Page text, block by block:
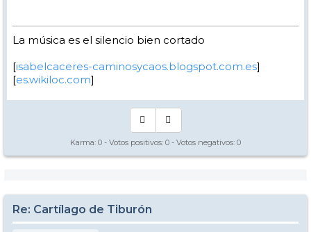
La música es el silencio bien cortado
[isabelcaceres-caminosycaos.blogspot.com.es]
[es.wikiloc.com]
Karma: 0 - Votos positivos: 0 - Votos negativos: 0
Re: Cartílago de Tiburón